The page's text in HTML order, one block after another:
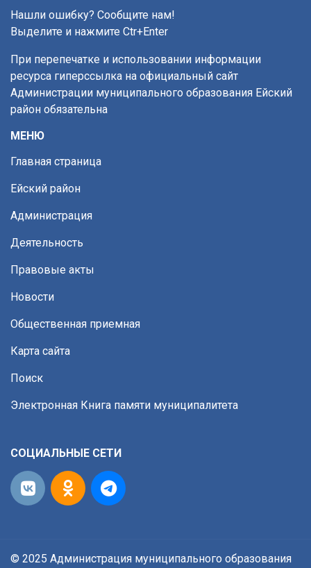
Нашли ошибку? Сообщите нам!
Выделите и нажмите Ctr+Enter
При перепечатке и использовании информации
ресурса гиперссылка на официальный сайт
Администрации муниципального образования Ейский
район обязательна
МЕНЮ
Главная страница
Ейский район
Администрация
Деятельность
Правовые акты
Новости
Общественная приемная
Карта сайта
Поиск
Электронная Книга памяти муниципалитета
СОЦИАЛЬНЫЕ СЕТИ
© 2025 Администрация муниципального образования